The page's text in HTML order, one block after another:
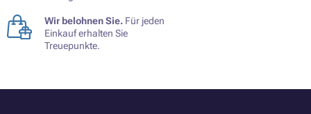
Wir belohnen Sie. Für jeden
Einkauf erhalten Sie
Treuepunkte.